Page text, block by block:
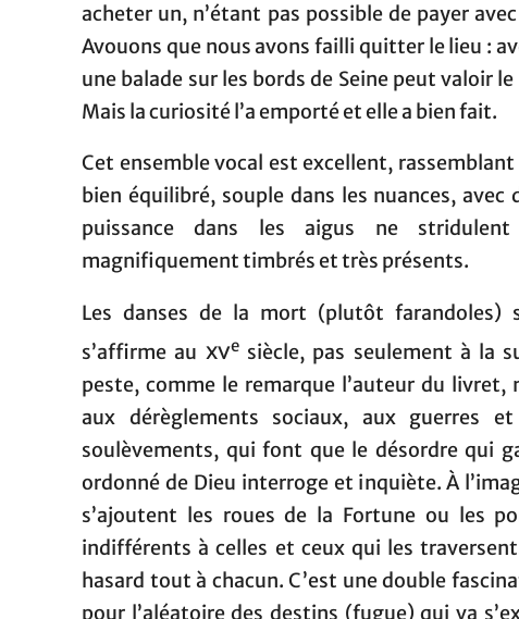
acheter un, n’étant pas possible de payer
Avouons que nous avons failli quitter le lieu :
une balade sur les bords de Seine peut valoir
Mais la curiosité l’a emporté et elle a bien fait.
Cet ensemble vocal est excellent,
bien équilibré, souple dans les nuances, avec
puissance dans les aigus ne
magnifiquement timbrés et très présents.
Les danses de la mort (plutôt farandoles)
s’affirme au xvesiècle, pas seulement à la
peste, comme le remarque l’auteur du livret,
aux dérèglements sociaux, aux guerres
soulèvements, qui font que le désordre qui
ordonné de Dieu interroge et inquiète. À
s’ajoutent les roues de la Fortune ou les
indifférents à celles et ceux qui les
hasard tout à chacun. C’est une double
pour l’aléatoire des destins (fugue) qui va